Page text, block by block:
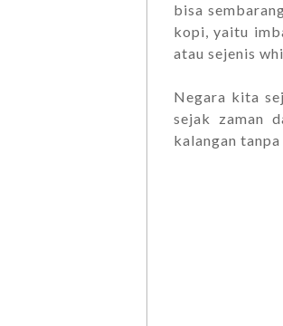
bisa
kopi, yaitu
atau sejenis
Negara kita
sejak zaman
kalangan